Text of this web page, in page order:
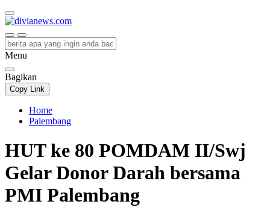
divianews.com
Menu
Bagikan
Copy Link
Home
Palembang
HUT ke 80 POMDAM II/Swj
Gelar Donor Darah bersama
PMI Palembang